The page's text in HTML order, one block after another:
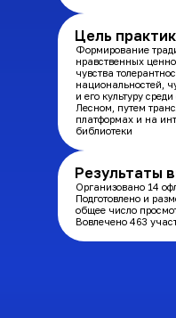
Цель
Формирование
нравственных
чувства
национальностей,
и его культуру
Лесном, путем
платформах и на
библиотеки
Результаты
Организовано 14
Подготовлено и
общее число
Вовлечено 463